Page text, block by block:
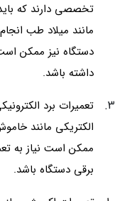
تخصصی دارند که
مانند میلاد طب
دستگاه نیز ممکن
داشته باشد.
تعمیرات برد
الکتریکی مانند
ممکن است نیاز به
برقی دستگاه باشد.